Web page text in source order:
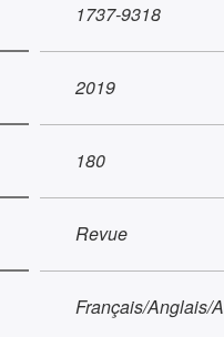
1737-9318
2019
180
Revue
Français/Anglais/